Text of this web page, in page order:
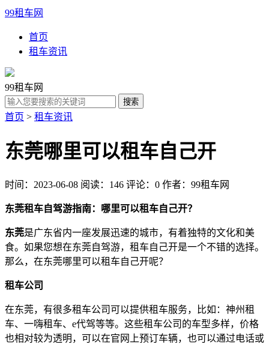
99租车网
首页
租车资讯
99租车网
首页 > 租车资讯
东莞哪里可以租车自己开
时间：2023-06-08 阅读：146 评论：0 作者：99租车网
东莞租车自驾游指南：哪里可以租车自己开？
东莞是广东省内一座发展迅速的城市，有着独特的文化和美
食。如果您想在东莞自驾游，租车自己开是一个不错的选择。
那么，在东莞哪里可以租车自己开呢？
租车公司
在东莞，有很多租车公司可以提供租车服务，比如：神州租
车、一嗨租车、e代驾等等。这些租车公司的车型多样，价格
也相对较为透明，可以在官网上预订车辆，也可以通过电话或